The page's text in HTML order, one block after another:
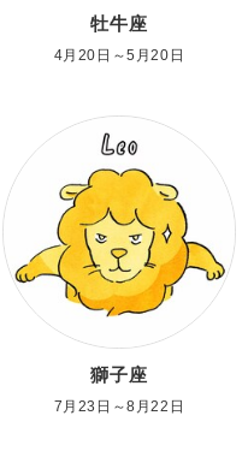
牡牛座
4月20日～5月20日
獅子座
7月23日～8月22日